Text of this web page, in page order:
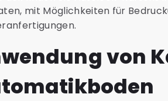
mit Möglichkeiten für
von